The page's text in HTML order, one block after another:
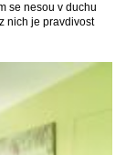
se nesou v duchu
nich je pravdivost